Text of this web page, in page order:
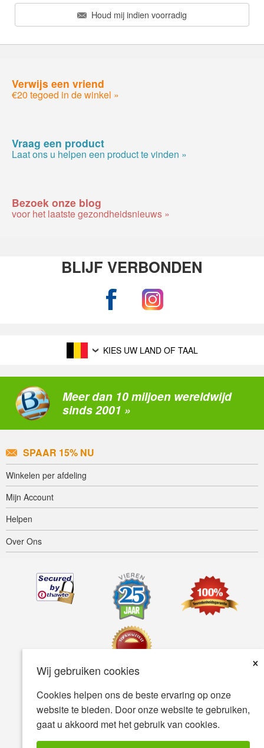
Wij gebruiken cookies
×
Cookies helpen ons de beste ervaring op onze
website te bieden. Door onze website te gebruiken,
gaat u akkoord met het gebruik van cookies.
Houd mij indien voorradig
Verwijs een vriend
€20 tegoed in de winkel »
Vraag een product
Laat ons u helpen een product te vinden »
Bezoek onze blog
voor het laatste gezondheidsnieuws »
BLIJF VERBONDEN
KIES UW LAND OF TAAL
Meer dan 10 miljoen wereldwijd
sinds 2001 »
SPAAR 15% NU
Winkelen per afdeling
Mijn Account
Helpen
Over Ons
Toegankelijkheid Gebruiksvoorwaarden Privacybeleid
© Copyright 2001-2026 BIOVEA. Alle Rechten Voorbehouden.